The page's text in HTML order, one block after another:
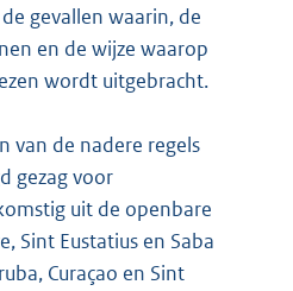
gevallen waarin, de
en de wijze waarop
wordt uitgebracht.
van de nadere regels
gezag voor
uit de openbare
Sint Eustatius en Saba
Curaçao en Sint